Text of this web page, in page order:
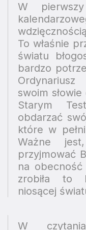
W
To właśnie
światu
bardzo
swoim
Starym
obdarzać
które w
Ważne
przyjmować
na
zrobiła to
niosącej
W